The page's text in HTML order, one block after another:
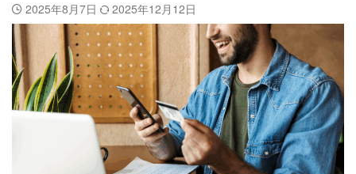
2025年8月7日 2025年12月12日